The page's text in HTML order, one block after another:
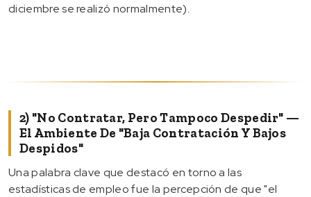
diciembre se realizó normalmente).
2) "No Contratar, Pero Tampoco Despedir" —
El Ambiente De "baja Contratación Y Bajos
Despidos"
Una palabra clave que destacó en torno a las
estadísticas de empleo fue la percepción de que "el